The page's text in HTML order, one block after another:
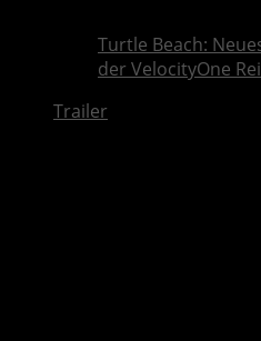
Turtle Beach:
der VelocityOne
Trailer